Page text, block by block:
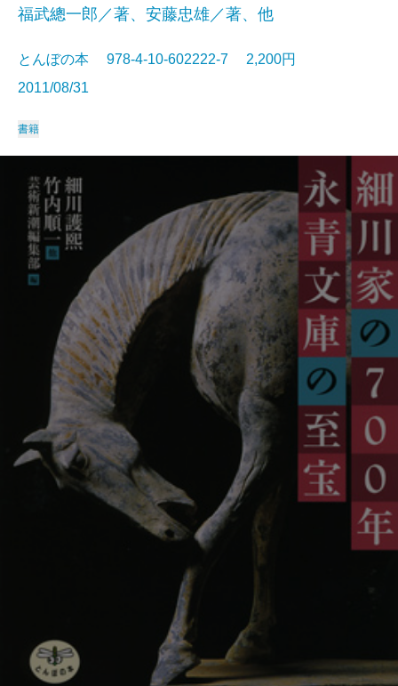
福武總一郎／著、安藤忠雄／著、他
とんぼの本 978-4-10-602222-7 2,200円
2011/08/31
書籍